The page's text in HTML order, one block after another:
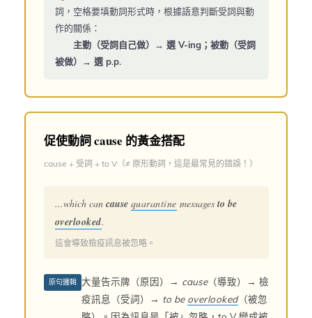
詞，空格要填動詞形式時，根據語意判斷受詞與動
作的關係：
主動（受詞自己做）→ 選 V-ing；被動（受詞
被做）→ 選 p.p.
促使動詞 cause 的黃金搭配
cause + 受詞 + to V（≠ 原形動詞，這是最常見的錯誤！）
...which can cause quarantine messages to be
overlooked.
這會導致檢疫訊息被忽略。
原句邏輯 大量告示牌（原因）→ cause（導致）→ 檢
疫訊息（受詞）→ to be overlooked（被忽